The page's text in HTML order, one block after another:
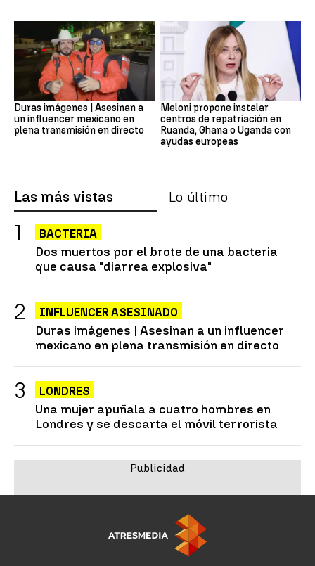
Duras imágenes | Asesinan a
un influencer mexicano en
plena transmisión en directo
Meloni propone instalar
centros de repatriación en
Ruanda, Ghana o Uganda con
ayudas europeas
Las más vistas Lo último
BACTERIA
Dos muertos por el brote de una bacteria
que causa "diarrea explosiva"
INFLUENCER ASESINADO
Duras imágenes | Asesinan a un influencer
mexicano en plena transmisión en directo
LONDRES
Una mujer apuñala a cuatro hombres en
Londres y se descarta el móvil terrorista